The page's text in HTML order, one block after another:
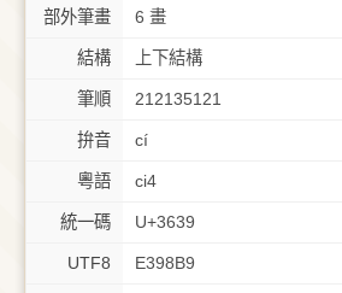
部外筆畫 6 畫
結構 上下結構
筆順 212135121
拚音 cí
粵語 ci4
統一碼 U+3639
UTF8 E398B9